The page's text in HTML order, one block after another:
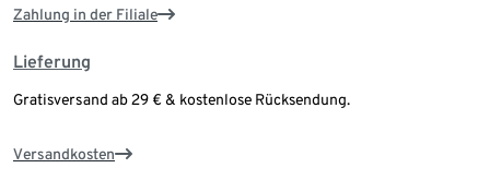
Zahlung in der Filiale
Lieferung
Gratisversand ab 29 € & kostenlose Rücksendung.
Versandkosten